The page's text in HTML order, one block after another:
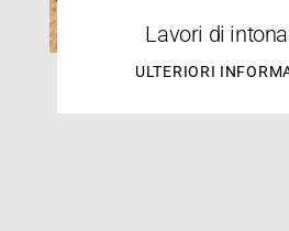
Lavori di
ULTERIORI